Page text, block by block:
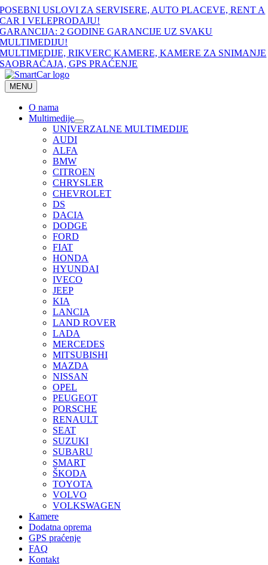
Skip
to
content
POSEBNI USLOVI ZA SERVISERE, AUTO PLACEVE, RENT A
CAR I VELEPRODAJU!
GARANCIJA: 2 GODINE GARANCIJE UZ SVAKU
MULTIMEDIJU!
MULTIMEDIJE, RIKVERC KAMERE, KAMERE ZA SNIMANJE
SAOBRAĆAJA, GPS PRAĆENJE
MENU
O nama
Multimedije
UNIVERZALNE MULTIMEDIJE
AUDI
ALFA
BMW
CITROEN
CHRYSLER
CHEVROLET
DS
DACIA
DODGE
FORD
FIAT
HONDA
HYUNDAI
IVECO
JEEP
KIA
LANCIA
LAND ROVER
LADA
MERCEDES
MITSUBISHI
MAZDA
NISSAN
OPEL
PEUGEOT
PORSCHE
RENAULT
SEAT
SUZUKI
SUBARU
SMART
ŠKODA
TOYOTA
VOLVO
VOLKSWAGEN
Kamere
Dodatna oprema
GPS praćenje
FAQ
Kontakt